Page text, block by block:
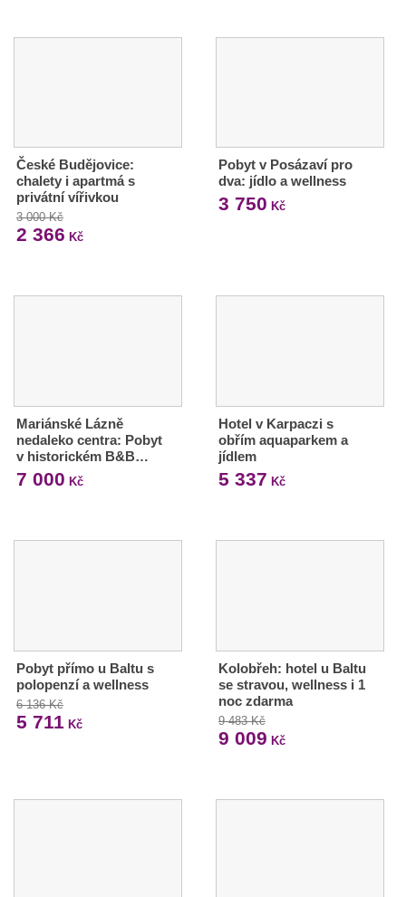
České Budějovice:
chalety i apartmá s
privátní vířivkou
3 000 Kč
2 366 Kč
Pobyt v Posázaví pro
dva: jídlo a wellness
3 750 Kč
Mariánské Lázně
nedaleko centra: Pobyt
v historickém B&B…
7 000 Kč
Hotel v Karpaczi s
obřím aquaparkem a
jídlem
5 337 Kč
Pobyt přímo u Baltu s
polopenzí a wellness
6 136 Kč
5 711 Kč
Kolobřeh: hotel u Baltu
se stravou, wellness i 1
noc zdarma
9 483 Kč
9 009 Kč